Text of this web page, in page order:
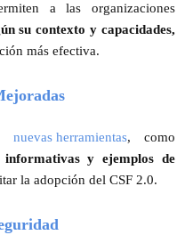
a las organizaciones
su contexto y capacidades,
más efectiva.
nuevas herramientas, como
informativas y ejemplos de
la adopción del CSF 2.0.